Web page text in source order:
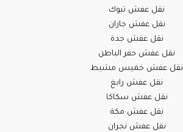
نقل عفش تبوك
نقل عفش جازان
نقل عفش جدة
نقل عفش حفر الباطن
نقل عفش خميس مشيط
نقل عفش رابغ
نقل عفش سكاكا
نقل عفش مكة
نقل عفش نجران